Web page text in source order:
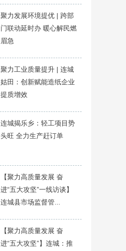
聚力发展环境提优 | 跨部
门联动延时办 暖心解民燃
眉急
聚力工业质量提升 | 连城
姑田：创新赋能造纸企业
提质增效
连城揭乐乡：轻工项目势
头旺 全力生产赶订单
【聚力高质量发展 奋
进“五大攻坚”一线访谈】
连城县市场监督管...
【聚力高质量发展 奋
进“五大攻坚”】连城：推